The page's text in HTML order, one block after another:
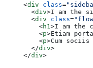
<div class=
  <
div>I am the
  <
div class=
    <
h1 >I am the
    <
p>Etiam
    <
p>Cum
  </
div>
</div>